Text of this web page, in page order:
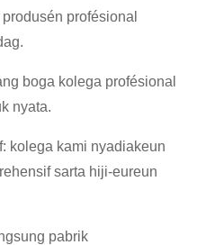
profésional
boga kolega profésional
nyata.
kolega kami nyadiakeun
sarta hiji-eureun
pabrik